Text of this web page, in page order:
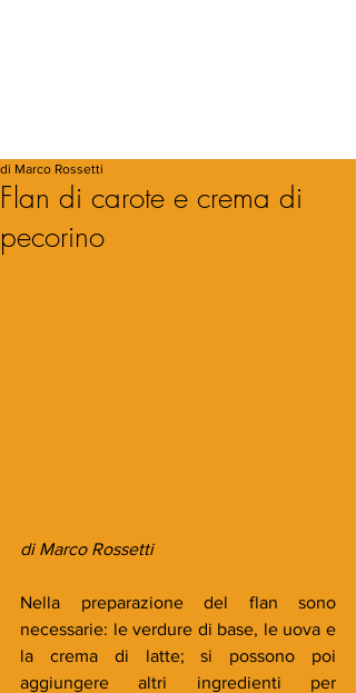
Flan di carote e crema di
pecorino
di Marco Rossetti
di Marco Rossetti
Nella preparazione del flan sono
necessarie: le verdure di base, le uova e
la crema di latte; si possono poi
aggiungere altri ingredienti per